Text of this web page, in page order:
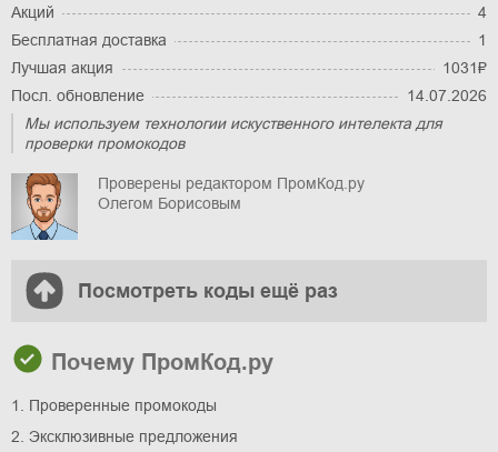
Акций
4
Бесплатная доставка
1
Лучшая акция
1031₽
Посл. обновление
14.07.2026
Мы используем технологии искуственного интелекта для
проверки промокодов
Проверены редактором ПромКод.ру
Олегом Борисовым
Посмотреть коды ещё раз
Почему ПромКод.ру
1. Проверенные промокоды
2. Эксклюзивные предложения